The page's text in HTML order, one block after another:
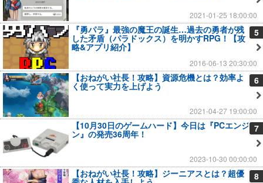
2021-01-25 18:00:00
5
『勇パラ』最強の魔王の誕生…過去の勇者が残
した矛盾（パラドックス）を明かすRPG！【攻
略&アプリ紹介】
2016-06-13 20:30:00
6
【おねがい社長！攻略】資源危機とは？効率よ
く使って実力を上げよう
2021-04-27 19:00:00
7
【10月30日のゲームハード】今日は『PCエンジ
ン』の発売36周年！
2023-10-30 00:00:00
8
【おねがい社長！攻略】ジーニアスとは？超優